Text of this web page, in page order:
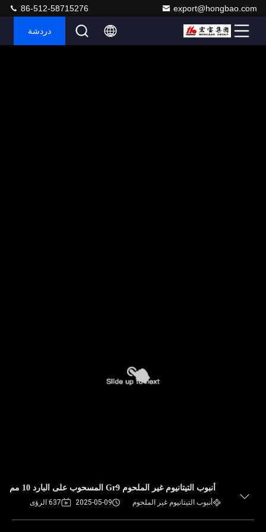
export@hongbao.com
86-512-58715276
دردشة
أنبوب التيتانيوم غير الملحوم Gr9 المسحوب على البارد 10 مم
أنبوب التيتانيوم غير الملحوم 2025-05-09 637 الرؤى